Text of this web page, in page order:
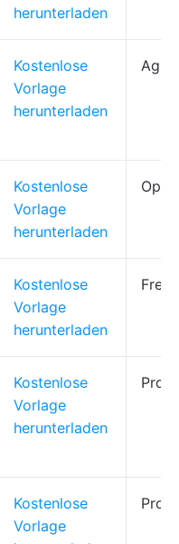
herunterladen
Kostenlose
Vorlage
herunterladen
Agile
Kostenlose
Vorlage
herunterladen
Ops-
Kostenlose
Vorlage
herunterladen
Kostenlose
Vorlage
herunterladen
Kostenlose
Vorlage